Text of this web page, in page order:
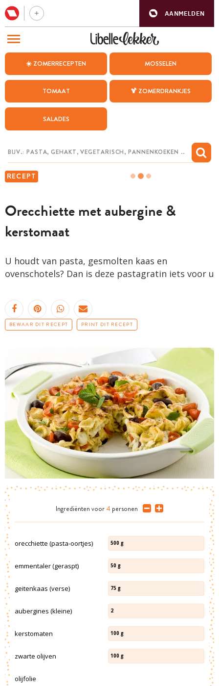
AANMELDEN
☀️ ZOMERRECEPTEN MOSSELEN
TOMAAT 🍹 ZOMERDRANKJES
SALADES
RECEPT
Orecchiette met aubergine &
kerstomaat
U houdt van pasta, gesmolten kaas en
ovenschotels? Dan is deze pastagratin iets voor u
BEWAAR DIT RECEPT PRINT DIT RECEPT
Ingrediënten voor 4 personen
orecchiette (pasta-oortjes) 500 g
emmentaler (geraspt) 50 g
geitenkaas (verse) 75 g
aubergines (kleine) 2
kerstomaten 100 g
zwarte olijven 100 g
olijfolie
BEZOEK ONZE ANDERE WEBSITES
WEEKMENU
CHAT MET MAIA
MIJN BEWAARDE RECEPTEN